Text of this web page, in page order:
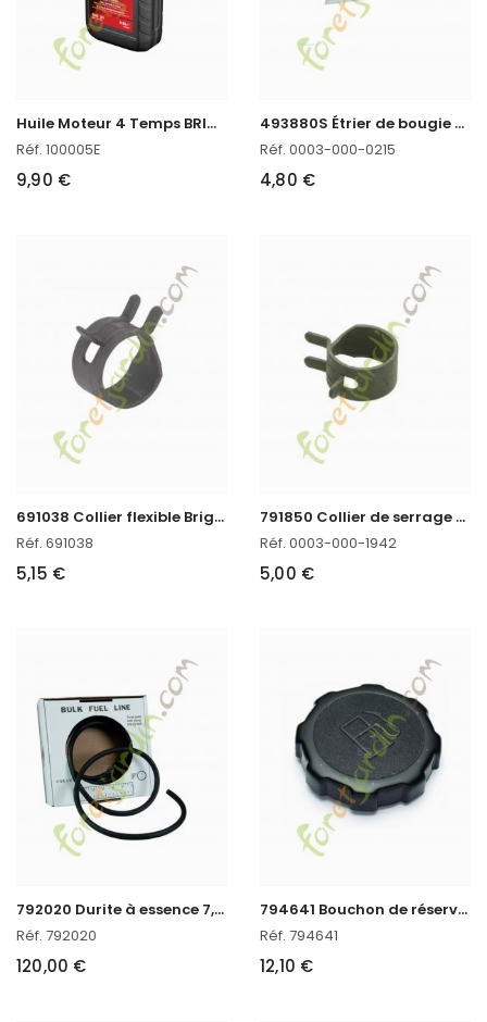
H
uile Moteur 4 Temps BRIGGS STRATTON en stock
Réf. 100005E
9,90 €
4
93880S Étrier de bougie Briggs & Stratton
Réf. 0003-000-0215
4,80 €
6
91038 Collier flexible Briggs & Stratton
Réf. 691038
5,15 €
7
91850 Collier de serrage (4171/4229) Briggs & Stratton
Réf. 0003-000-1942
5,00 €
7
92020 Durite à essence 7,5 m Briggs & Stratton
Réf. 792020
120,00 €
7
94641 Bouchon de réservoir Briggs & Stratton
Réf. 794641
12,10 €